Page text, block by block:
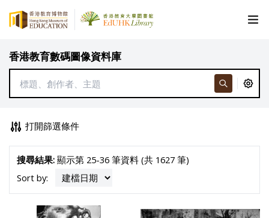
香港教育數碼圖像資料庫
打開篩選條件
搜尋結果:顯示第 25-36 筆資料 (共 1627 筆)
Sort by: